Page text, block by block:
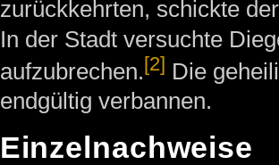
zurückkehrten, schickte
In der Stadt versuchte
aufzubrechen.[2] Die
endgültig verbannen.
Einzelnachweise